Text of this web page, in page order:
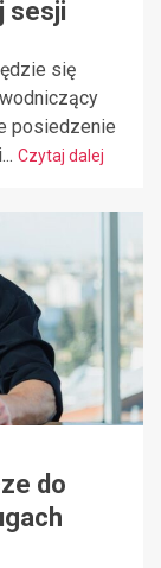
sesji
się
posiedzenie
Czytaj dalej
do